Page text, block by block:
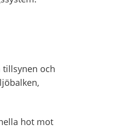
tillsynen och
hot mot